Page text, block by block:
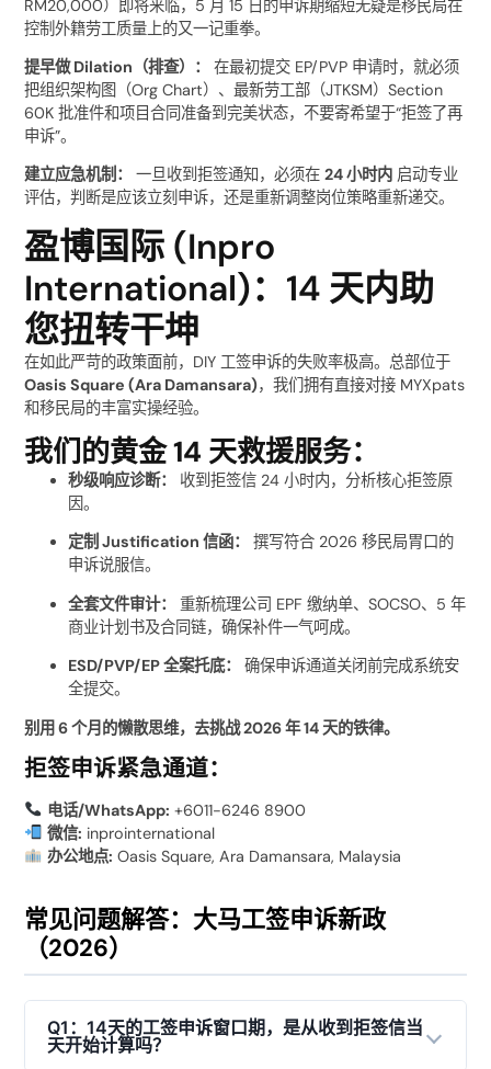
RM20,000）即将来临，5 月 15 日的申诉期缩短无疑是移民局在
控制外籍劳工质量上的又一记重拳。
提早做 Dilation（排查）：
在最初提交 EP/PVP 申请时，就必须
把组织架构图（Org Chart）、最新劳工部（JTKSM）Section
60K 批准件和项目合同准备到完美状态，不要寄希望于“拒签了再
申诉”。
建立应急机制：
一旦收到拒签通知，必须在24 小时内 启动专业
评估，判断是应该立刻申诉，还是重新调整岗位策略重新递交。
盈博国际 (Inpro
International)：14 天内助
您扭转干坤
在如此严苛的政策面前，DIY 工签申诉的失败率极高。总部位于
Oasis Square (Ara Damansara)，我们拥有直接对接 MYXpats
和移民局的丰富实操经验。
我们的黄金 14 天救援服务：
秒级响应诊断：
收到拒签信 24 小时内，分析核心拒签原
因。
定制 Justification 信函：
撰写符合 2026 移民局胃口的
申诉说服信。
全套文件审计：
重新梳理公司 EPF 缴纳单、SOCSO、5 年
商业计划书及合同链，确保补件一气呵成。
ESD/PVP/EP 全案托底：
确保申诉通道关闭前完成系统安
全提交。
别用 6 个月的懒散思维，去挑战 2026 年 14 天的铁律。
拒签申诉紧急通道：
电话/WhatsApp: +6011-6246 8900
微信: inprointernational
办公地点: Oasis Square, Ara Damansara, Malaysia
常见问题解答：大马工签申诉新政
（2026）
Q1：14天的工签申诉窗口期，是从收到拒签信当
天开始计算吗？